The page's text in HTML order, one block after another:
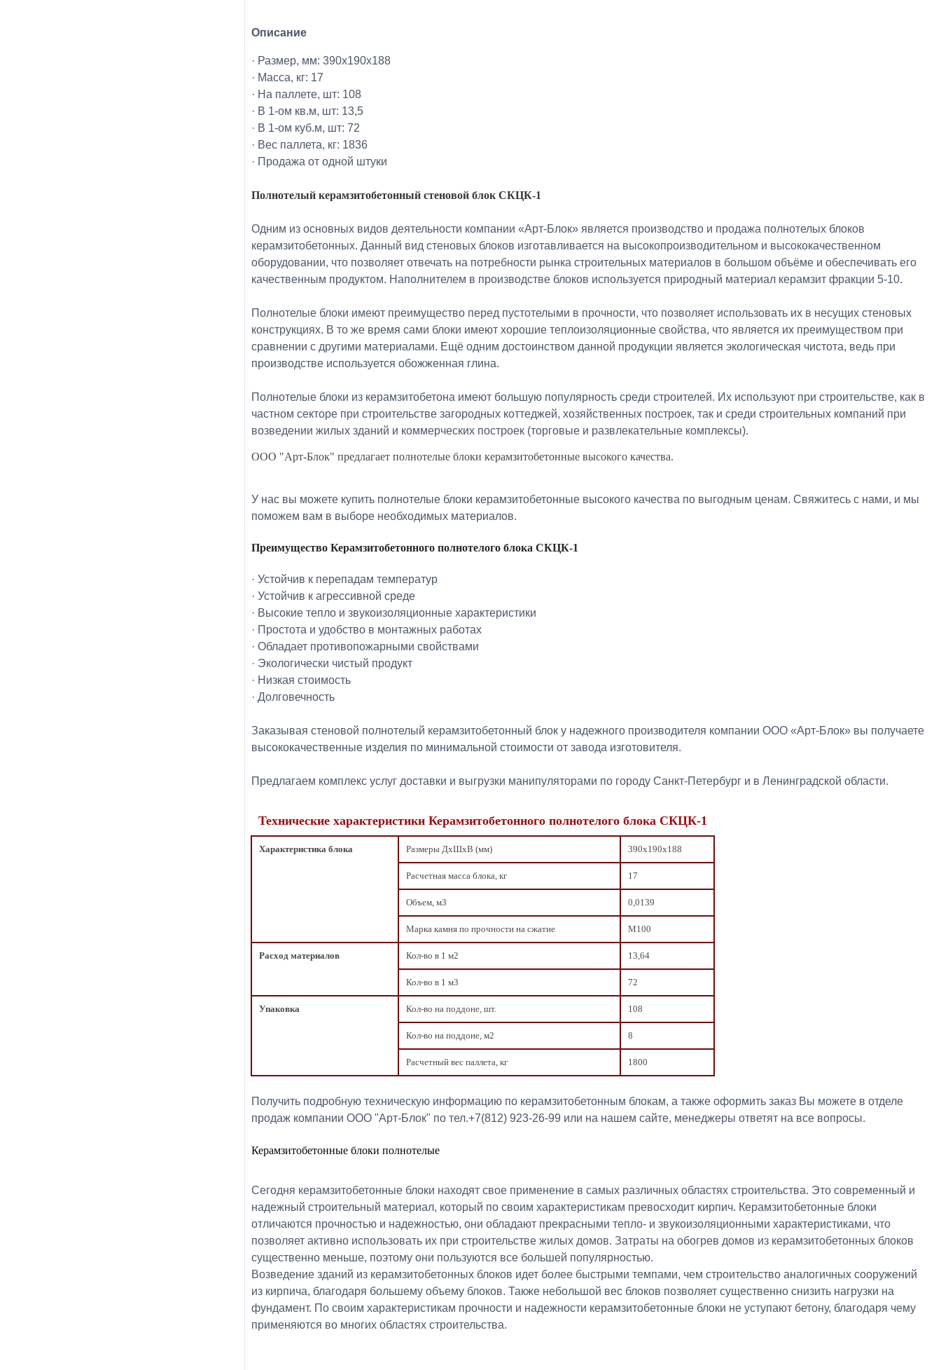
Описание
· Размер, мм: 390х190х188
· Масса, кг: 17
· На паллете, шт: 108
· В 1-ом кв.м, шт: 13,5
· В 1-ом куб.м, шт: 72
· Вес паллета, кг: 1836
· Продажа от одной штуки
Полнотелый керамзитобетонный стеновой блок СКЦК-1
Одним из основных видов деятельности компании «Арт-Блок» является производство и продажа полнотелых блоков
керамзитобетонных. Данный вид стеновых блоков изготавливается на высокопроизводительном и высококачественном
оборудовании, что позволяет отвечать на потребности рынка строительных материалов в большом объёме и обеспечивать его
качественным продуктом. Наполнителем в производстве блоков используется природный материал керамзит фракции 5-10.
Полнотелые блоки имеют преимущество перед пустотелыми в прочности, что позволяет использовать их в несущих стеновых
конструкциях. В то же время сами блоки имеют хорошие теплоизоляционные свойства, что является их преимуществом при
сравнении с другими материалами. Ещё одним достоинством данной продукции является экологическая чистота, ведь при
производстве используется обожженная глина.
Полнотелые блоки из керамзитобетона имеют большую популярность среди строителей. Их используют при строительстве, как в
частном секторе при строительстве загородных коттеджей, хозяйственных построек, так и среди строительных компаний при
возведении жилых зданий и коммерческих построек (торговые и развлекательные комплексы).
ООО "Арт-Блок" предлагает полнотелые блоки керамзитобетонные высокого качества.
У нас вы можете купить полнотелые блоки керамзитобетонные высокого качества по выгодным ценам. Свяжитесь с нами, и мы
поможем вам в выборе необходимых материалов.
Преимущество Керамзитобетонного полнотелого блока СКЦК-1
· Устойчив к перепадам температур
· Устойчив к агрессивной среде
· Высокие тепло и звукоизоляционные характеристики
· Простота и удобство в монтажных работах
· Обладает противопожарными свойствами
· Экологически чистый продукт
· Низкая стоимость
· Долговечность
Заказывая стеновой полнотелый керамзитобетонный блок у надежного производителя компании ООО «Арт-Блок» вы получаете
высококачественные изделия по минимальной стоимости от завода изготовителя.
Предлагаем комплекс услуг доставки и выгрузки манипуляторами по городу Санкт-Петербург и в Ленинградской области.
Технические характеристики Керамзитобетонного полнотелого блока СКЦК-1
Характеристика блока Размеры ДxШxВ (мм) 390х190х188
Расчетная масса блока, кг 17
Объем, м3 0,0139
Марка камня по прочности на сжатие М100
Расход материалов Кол-во в 1 м2 13,64
Кол-во в 1 м3 72
Упаковка Кол-во на поддоне, шт. 108
Кол-во на поддоне, м2 8
Расчетный вес паллета, кг 1800
Получить подробную техническую информацию по керамзитобетонным блокам, а также оформить заказ Вы можете в отделе
продаж компании ООО "Арт-Блок" по тел.+7(812) 923-26-99 или на нашем сайте, менеджеры ответят на все вопросы.
Керамзитобетонные блоки полнотелые
Сегодня керамзитобетонные блоки находят свое применение в самых различных областях строительства. Это современный и
надежный строительный материал, который по своим характеристикам превосходит кирпич. Керамзитобетонные блоки
отличаются прочностью и надежностью, они обладают прекрасными тепло- и звукоизоляционными характеристиками, что
позволяет активно использовать их при строительстве жилых домов. Затраты на обогрев домов из керамзитобетонных блоков
существенно меньше, поэтому они пользуются все большей популярностью.
Возведение зданий из керамзитобетонных блоков идет более быстрыми темпами, чем строительство аналогичных сооружений
из кирпича, благодаря большему объему блоков. Также небольшой вес блоков позволяет существенно снизить нагрузки на
фундамент. По своим характеристикам прочности и надежности керамзитобетонные блоки не уступают бетону, благодаря чему
применяются во многих областях строительства.